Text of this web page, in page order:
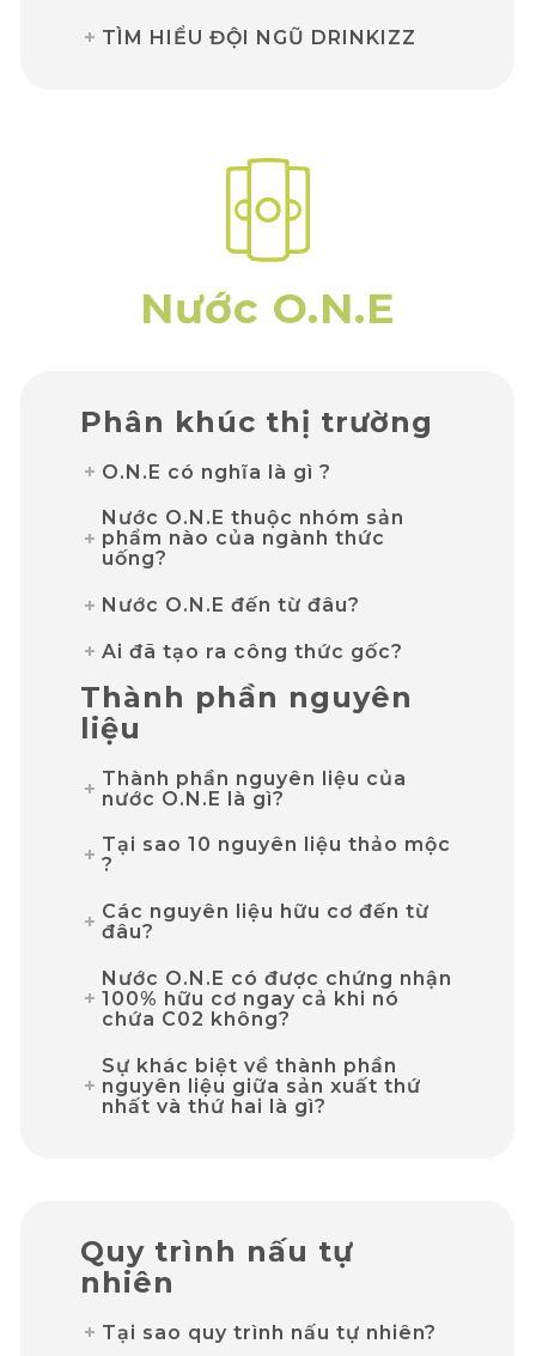
TÌM HIỂU ĐỘI NGŨ DRINKIZZ
Nước O.N.E
Phân khúc thị trường
O.N.E có nghĩa là gì ?
Nước O.N.E thuộc nhóm sản
phẩm nào của ngành thức
uống?
Nước O.N.E đến từ đâu?
Ai đã tạo ra công thức gốc?
Thành phần nguyên
liệu
Thành phần nguyên liệu của
nước O.N.E là gì?
Tại sao 10 nguyên liệu thảo mộc
?
Các nguyên liệu hữu cơ đến từ
đâu?
Nước O.N.E có được chứng nhận
100% hữu cơ ngay cả khi nó
chứa C02 không?
Sự khác biệt về thành phần
nguyên liệu giữa sản xuất thứ
nhất và thứ hai là gì?
Quy trình nấu tự
nhiên
Tại sao quy trình nấu tự nhiên?